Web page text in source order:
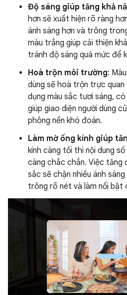
Độ sáng giúp tăng khả
hơn sẽ xuất hiện rõ ràng
ánh sáng hơn và trông
màu trắng giúp cải thiện
tránh độ sáng quá mức để
Hoà trộn môi trường:
dùng sẽ hoà trộn trực
dụng màu sắc tươi sáng,
giúp giao diện người dùng
phông nền khó đoán.
Làm mờ ống kính giúp
kính càng tối thì nội dung
càng chắc chắn. Việc tăng
sắc sẽ chặn nhiều ánh
trông rõ nét và làm nổi bật